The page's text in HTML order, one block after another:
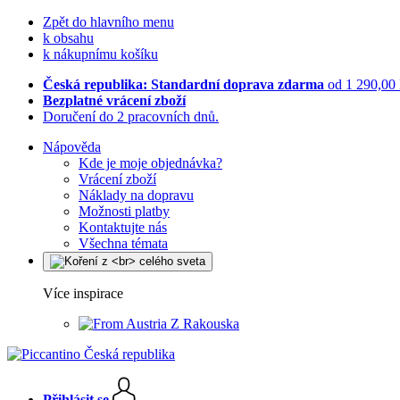
Zpět do hlavního menu
k obsahu
k nákupnímu košíku
Česká republika: Standardní doprava zdarma od 1 290,00
Bezplatné vrácení zboží
Doručení do 2 pracovních dnů.
Nápověda
Kde je moje objednávka?
Vrácení zboží
Náklady na dopravu
Možnosti platby
Kontaktujte nás
Všechna témata
Více inspirace
Z Rakouska